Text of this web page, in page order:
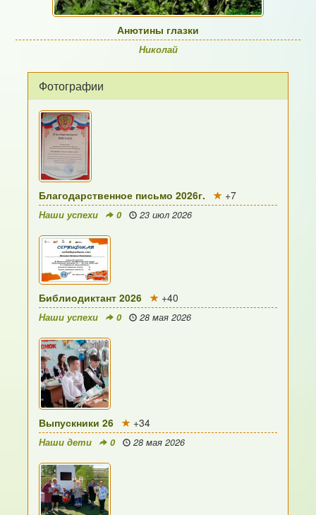
Анютины глазки
Николай
Фотографии
Благодарственное письмо 2026г. +7
Наши успехи 0 23 июл 2026
Библиодиктант 2026 +40
Наши успехи 0 28 мая 2026
Выпускники 26 +34
Наши дети 0 28 мая 2026